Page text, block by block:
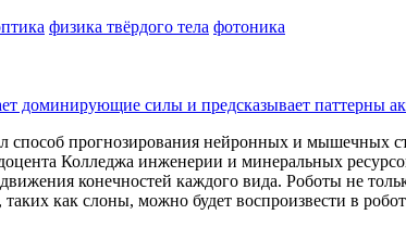
физика твёрдого тела фотоника
доминирующие силы и предсказывает паттерны
способ прогнозирования нейронных и мышечных
Колледжа инженерии и минеральных
конечностей каждого вида. Роботы не
как слоны, можно будет воспроизвести в